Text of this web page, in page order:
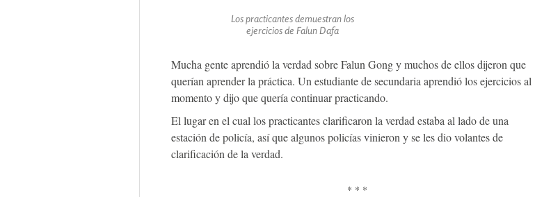
Los practicantes demuestran los
ejercicios de Falun Dafa
Mucha gente aprendió la verdad sobre Falun Gong y muchos de ellos dijeron que
querían aprender la práctica. Un estudiante de secundaria aprendió los ejercicios al
momento y dijo que quería continuar practicando.
El lugar en el cual los practicantes clarificaron la verdad estaba al lado de una
estación de policía, así que algunos policías vinieron y se les dio volantes de
clarificación de la verdad.
* * *